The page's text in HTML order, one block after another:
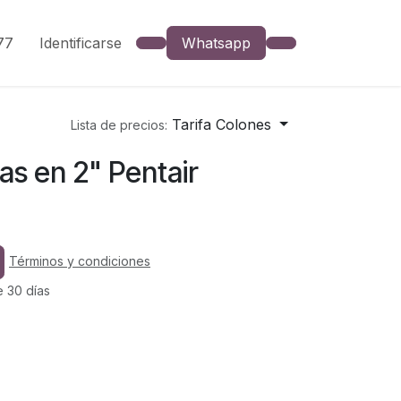
Identificarse Whatsapp
Lista de precios: Tarifa Colones
en 2" Pentair
Términos y condiciones
30 días